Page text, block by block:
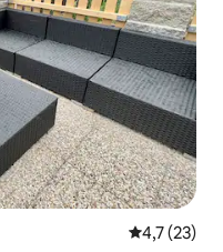
4,7 (23)